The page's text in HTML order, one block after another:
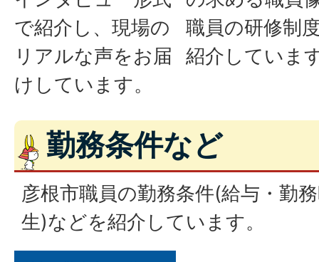
で紹介し、現場の
リアルな声をお届
けしています。
職員の研修制
紹介していま
勤務条件など
彦根市職員の勤務条件(給与・勤
生)などを紹介しています。